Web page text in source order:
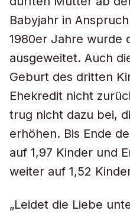
Babyjahr in
1980er Jahre wurde
ausgeweitet. Auch
Geburt des dritten
Ehekredit nicht
trug nicht dazu bei,
erhöhen. Bis Ende
auf 1,97 Kinder und
weiter auf 1,52
„Leidet die Liebe